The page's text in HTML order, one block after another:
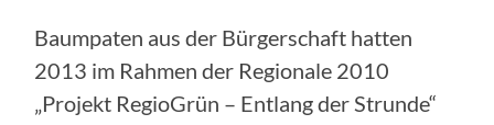
Baumpaten aus der Bürgerschaft hatten
2013 im Rahmen der Regionale 2010
„Projekt RegioGrün – Entlang der Strunde“